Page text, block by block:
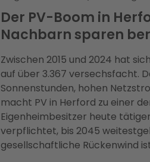
Der PV-Boom in
Nachbarn sparen
Zwischen 2015 und 2024 hat
auf über 3.367 versechsfacht.
Sonnenstunden, hohen
macht PV in Herford zu einer
Eigenheimbesitzer heute
verpflichtet, bis 2045
gesellschaftliche Rückenwind